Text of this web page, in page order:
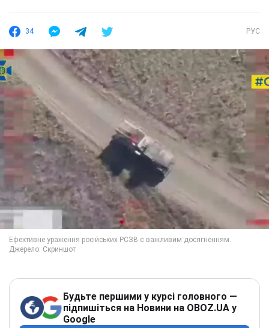
34 РУС
Будьте першими у курсі головного —
підпишіться на Новини на OBOZ.UA у
Google